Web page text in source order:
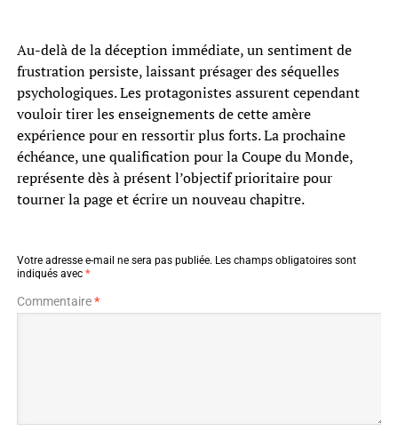
Au-delà de la déception immédiate, un sentiment de
frustration persiste, laissant présager des séquelles
psychologiques. Les protagonistes assurent cependant
vouloir tirer les enseignements de cette amère
expérience pour en ressortir plus forts. La prochaine
échéance, une qualification pour la Coupe du Monde,
représente dès à présent l’objectif prioritaire pour
tourner la page et écrire un nouveau chapitre.
Votre adresse e-mail ne sera pas publiée. Les champs obligatoires sont
indiqués avec *
Commentaire*